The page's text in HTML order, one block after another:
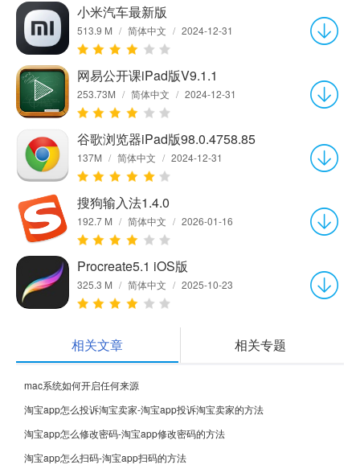
小米汽车最新版
513.9 M / 简体中文 / 2024-12-31
网易公开课iPad版V9.1.1
253.73M / 简体中文 / 2024-12-31
谷歌浏览器iPad版98.0.4758.85
137M / 简体中文 / 2024-12-31
搜狗输入法1.4.0
192.7 M / 简体中文 / 2026-01-16
Procreate5.1 iOS版
325.3 M / 简体中文 / 2025-10-23
相关文章 相关专题
mac系统如何开启任何来源
淘宝app怎么投诉淘宝卖家-淘宝app投诉淘宝卖家的方法
淘宝app怎么修改密码-淘宝app修改密码的方法
淘宝app怎么扫码-淘宝app扫码的方法